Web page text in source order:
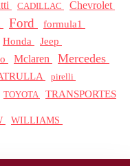
CADILLAC Chevrolet
Ford formula1
Honda Jeep
Mclaren Mercedes
pirelli
TOYOTA TRANSPORTES
WILLIAMS